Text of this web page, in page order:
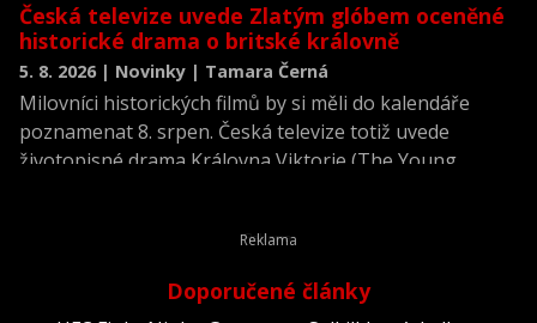
Česká televize uvede Zlatým glóbem oceněné
historické drama o britské královně
5. 8. 2026 | Novinky | Tamara Černá
Milovníci historických filmů by si měli do kalendáře
poznamenat 8. srpen. Česká televize totiž uvede
životopisné drama Královna Viktorie (The Young
Doporučené články